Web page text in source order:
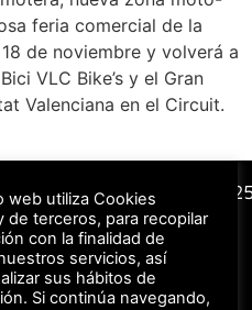
feria comercial de la
de noviembre y volverá a
VLC Bike’s y el Gran
Valenciana en el Circuit.
para
a ferias
por Feria
obtener tu
Aviso Legal –
de Privacidad
© Feria Valencia, todos
web utiliza Cookies
de terceros, para recopilar
con la finalidad de
servicios, así
sus hábitos de
Si continúa navegando,